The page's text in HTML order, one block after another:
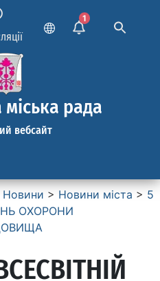
1
міська рада
вебсайт
Новини > Новини міста > 5
ОХОРОНИ